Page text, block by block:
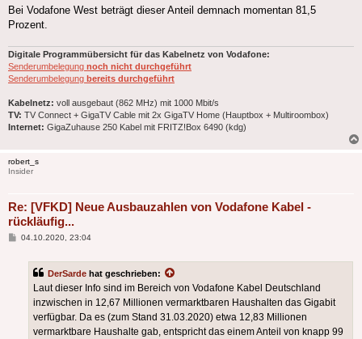
Bei Vodafone West beträgt dieser Anteil demnach momentan 81,5
Prozent.
Digitale Programmübersicht für das Kabelnetz von Vodafone:
Senderumbelegung noch nicht durchgeführt
Senderumbelegung bereits durchgeführt
Kabelnetz: voll ausgebaut (862 MHz) mit 1000 Mbit/s
TV: TV Connect + GigaTV Cable mit 2x GigaTV Home (Hauptbox + Multiroombox)
Internet: GigaZuhause 250 Kabel mit FRITZ!Box 6490 (kdg)
robert_s
Insider
Re: [VFKD] Neue Ausbauzahlen von Vodafone Kabel -
rückläufig...
Beitrag
04.10.2020, 23:04
DerSarde hat geschrieben:
Laut dieser Info sind im Bereich von Vodafone Kabel Deutschland
inzwischen in 12,67 Millionen vermarktbaren Haushalten das Gigabit
verfügbar. Da es (zum Stand 31.03.2020) etwa 12,83 Millionen
vermarktbare Haushalte gab, entspricht das einem Anteil von knapp 99